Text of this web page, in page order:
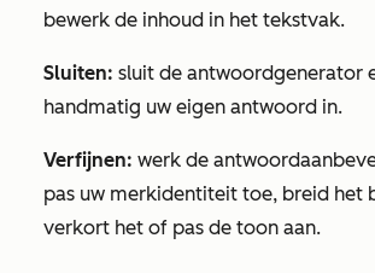
bewerk de inhoud in het tekstvak.
Sluiten: sluit de antwoordgenerator
handmatig uw eigen antwoord in.
Verfijnen: werk de
pas uw merkidentiteit toe, breid het
verkort het of pas de toon aan.